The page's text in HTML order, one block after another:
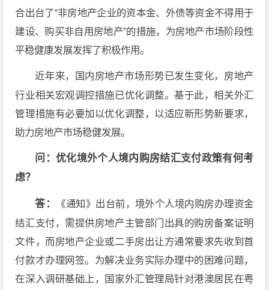
合出台了“非房地产企业的资本金、外债等资金不得用于
建设、购买非自用房地产”的措施，为房地产市场阶段性
平稳健康发展发挥了积极作用。
近年来，国内房地产市场形势已发生变化，房地产
行业相关宏观调控措施已优化调整。基于此，相关外汇
管理措施有必要加以优化调整，以适应新形势新要求，
助力房地产市场稳健发展。
问：优化境外个人境内购房结汇支付政策有何考
虑？
答：
《通知》出台前，境外个人境内购房办理资金
结汇支付，需提供房地产主管部门出具的购房备案证明
文件，而房地产企业或二手房出让方通常要求先收到首
付款才办理网签。为解决业务实际办理中的困难问题，
在深入调研基础上，国家外汇管理局针对港澳居民在粤